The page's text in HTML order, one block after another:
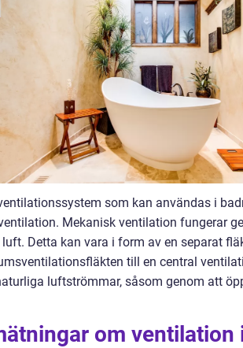
som kan användas i
Mekanisk ventilation fungerar
Detta kan vara i form av en separat
till en central
luftströmmar, såsom genom att
om ventilation